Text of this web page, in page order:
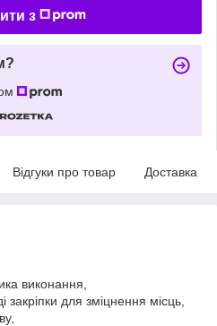
з
Відгуки про товар Доставка
виконання,
закріпки для зміцнення місць,